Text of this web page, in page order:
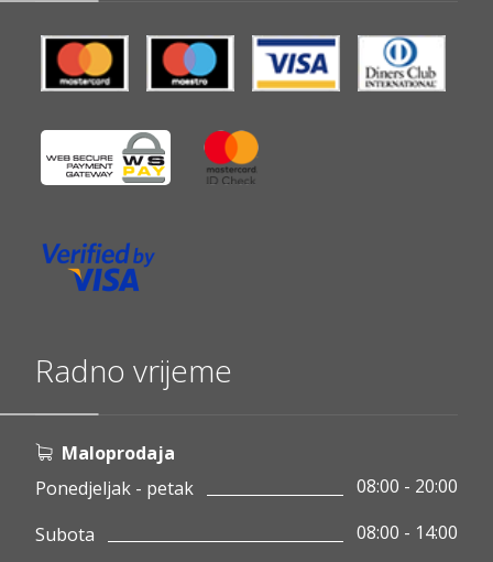
Radno vrijeme
Maloprodaja
Ponedjeljak - petak
08:00 - 20:00
Subota
08:00 - 14:00